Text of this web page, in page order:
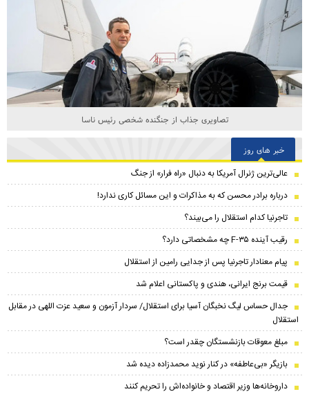
تصاویری جذاب از جنگنده شخصی رئیس ناسا
خبر های روز
عالی‌ترین ژنرال آمریکا به دنبال «راه فرار» از جنگ
درباره برادر محسن که به مذاکرات و این مسائل کاری ندارد!
تاجرنیا کدام استقلال را می‌بیند؟
رقیب آینده F-۳۵ چه مشخصاتی دارد؟
پیام معنادار تاجرنیا پس از جدایی رامین از استقلال
قیمت برنج ایرانی، هندی و پاکستانی اعلام شد
جدال حساس لیگ نخبگان آسیا برای استقلال/ سردار آزمون و سعید عزت اللهی در مقابل
استقلال
مبلغ معوقات بازنشستگان چقدر است؟
بازیگر «بی‌عاطفه» در کنار نوید محمدزاده دیده شد
داروخانه‌ها وزیر اقتصاد و خانواده‌اش را تحریم کنند